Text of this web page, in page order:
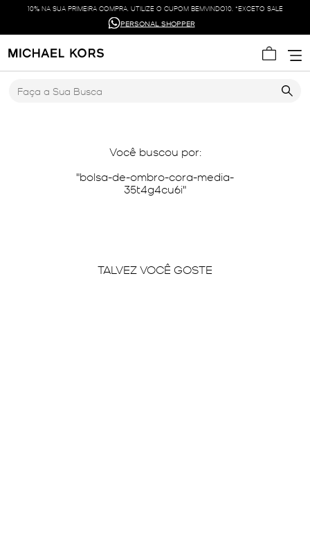
10% NA SUA PRIMEIRA COMPRA. UTILIZE O CUPOM BEMVINDO10. *EXCETO SALE
PERSONAL SHOPPER
Você buscou por:
bolsa-de-ombro-cora-media-
35t4g4cu6i
TALVEZ VOCÊ GOSTE